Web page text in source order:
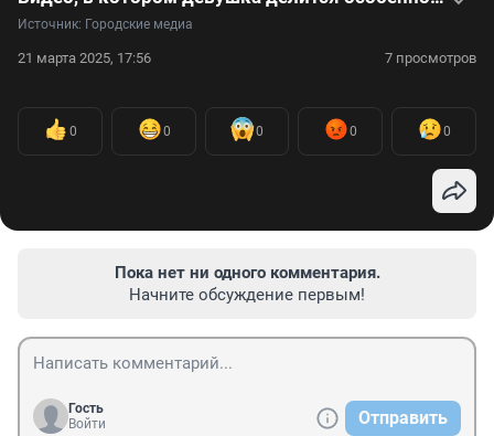
Источник: Городские медиа
21 марта 2025, 17:56 7 просмотров
0 0 0 0 0
Пока нет ни одного комментария.
Начните обсуждение первым!
Гость
Войти
Отправить